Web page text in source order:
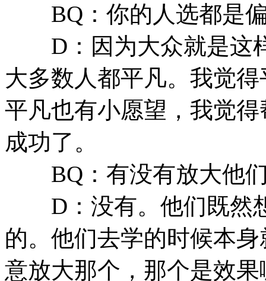
BQ：你的人选都是偏
D：因为大众就是这
大多数人都平凡。我觉
平凡也有小愿望，我觉
成功了。
BQ：有没有放大他们
D：没有。他们既然
的。他们去学的时候本
意放大那个，那个是效